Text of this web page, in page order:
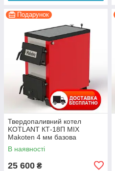
Подарунок
Твердопаливний котел
KOTLANT КТ-18П MIX
Makoten 4 мм базова
комплектація з плитою
В наявності
25 600 ₴